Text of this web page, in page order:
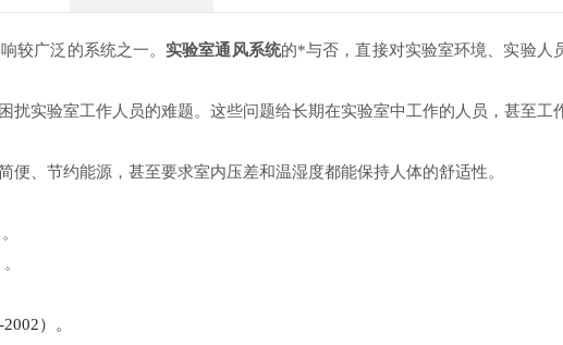
较广泛的系统之一。实验室通风系统的*与否，直接对实验室环境、实验人
扰实验室工作人员的难题。这些问题给长期在实验室中工作的人员，甚至工
。
、节约能源，甚至要求室内压差和温湿度都能保持人体的舒适性。
）。
）。
2002）。